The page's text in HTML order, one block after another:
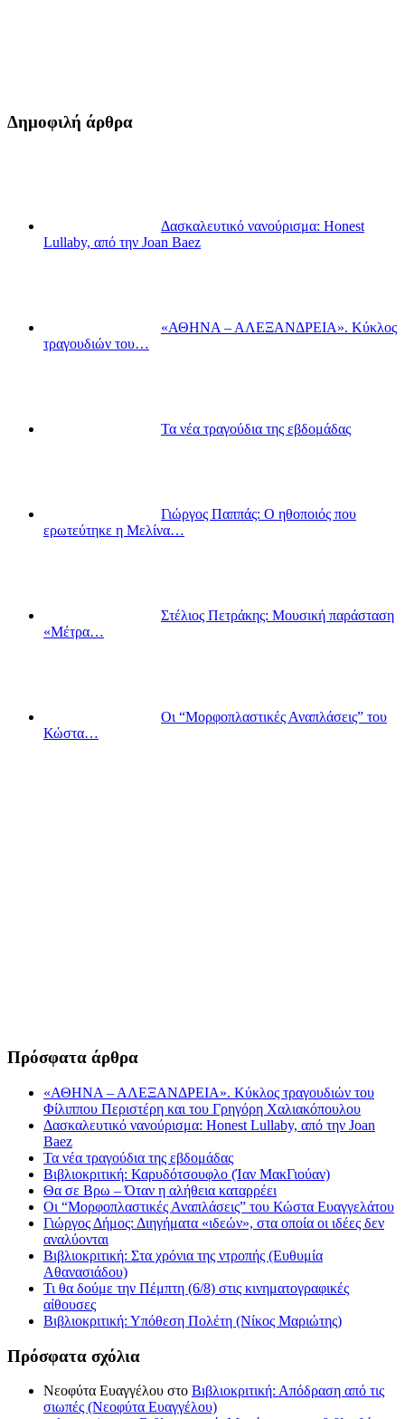
Δημοφιλή άρθρα
Δασκαλευτικό νανούρισμα: Honest
Lullaby, από την Joan Baez
«ΑΘΗΝΑ – ΑΛΕΞΑΝΔΡΕΙΑ». Κύκλος
τραγουδιών του…
Τα νέα τραγούδια της εβδομάδας
Γιώργος Παππάς: Ο ηθοποιός που
ερωτεύτηκε η Μελίνα…
Στέλιος Πετράκης: Μουσική παράσταση
«Μέτρα…
Οι “Μορφοπλαστικές Αναπλάσεις” του
Κώστα…
Πρόσφατα άρθρα
«ΑΘΗΝΑ – ΑΛΕΞΑΝΔΡΕΙΑ». Κύκλος τραγουδιών του
Φίλιππου Περιστέρη και του Γρηγόρη Χαλιακόπουλου
Δασκαλευτικό νανούρισμα: Honest Lullaby, από την Joan
Baez
Τα νέα τραγούδια της εβδομάδας
Βιβλιοκριτική: Καρυδότσουφλο (Ίαν ΜακΓιούαν)
Θα σε Βρω – Όταν η αλήθεια καταρρέει
Οι “Μορφοπλαστικές Αναπλάσεις” του Κώστα Ευαγγελάτου
Γιώργος Δήμος: Διηγήματα «ιδεών», στα οποία οι ιδέες δεν
αναλύονται
Βιβλιοκριτική: Στα χρόνια της ντροπής (Ευθυμία
Αθανασιάδου)
Τι θα δούμε την Πέμπτη (6/8) στις κινηματογραφικές
αίθουσες
Βιβλιοκριτική: Υπόθεση Πολέτη (Νίκος Μαριώτης)
Πρόσφατα σχόλια
Νεοφύτα Ευαγγέλου στο Βιβλιοκριτική: Απόδραση από τις
σιωπές (Νεοφύτα Ευαγγέλου)